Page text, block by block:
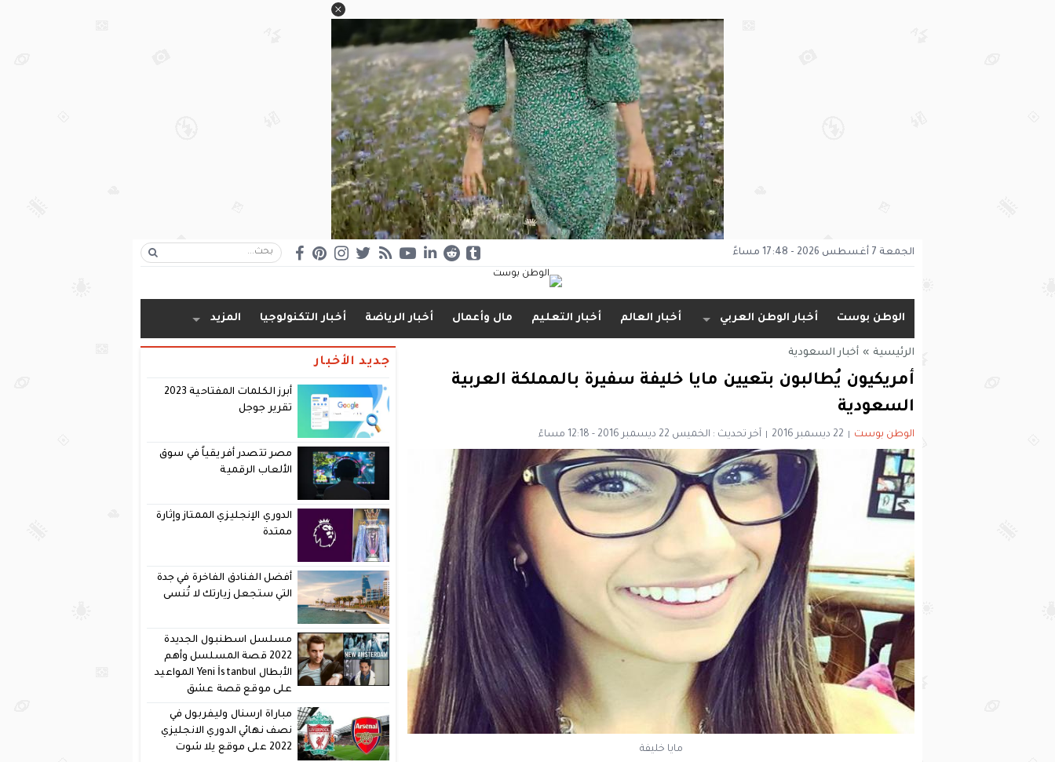
الجمعة 7 أغسطس 2026 - 17:48 مساءً
الوطن بوست أخبار الوطن العربي أخبار العالم أخبار التعليم مال وأعمال أخبار الرياضة أخبار التكنولوجيا المزيد
الرئيسية » أخبار السعودية
أمريكيون يُطالبون بتعيين مايا خليفة سفيرة بالمملكة العربية
السعودية
الوطن بوست 22 ديسمبر 2016 آخر تحديث : الخميس 22 ديسمبر 2016 - 12:18 مساءً
مايا خليفة
جديد الأخبار
أبرز الكلمات المفتاحية 2023
تقرير جوجل
مصر تتصدر أفريقياً في سوق
الألعاب الرقمية
الدوري الإنجليزي الممتاز وإثارة
ممتدة
أفضل الفنادق الفاخرة في جدة
التي ستجعل زيارتك لا تُنسى
مسلسل اسطنبول الجديدة
2022 قصة المسلسل وأهم
الأبطال Yeni İstanbul المواعيد
على موقع قصة عشق
مباراة ارسنال وليفربول في
نصف نهائي الدوري الانجليزي
2022 على موقع يلا شوت